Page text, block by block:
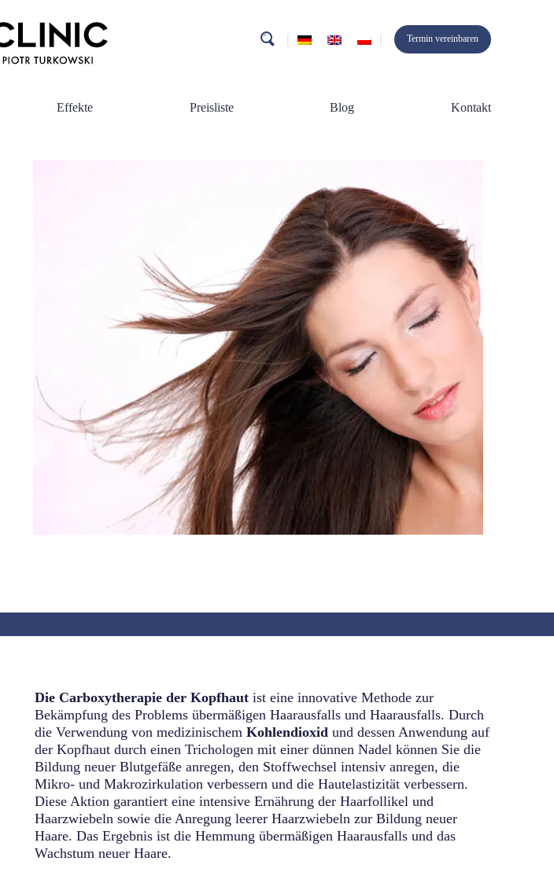
Termin vereinbaren
Effekte Preisliste Blog Kontakt
Die Carboxytherapie der Kopfhaut ist eine innovative Methode zur
Bekämpfung des Problems übermäßigen Haarausfalls und Haarausfalls. Durch
die Verwendung von medizinischemKohlendioxid und dessen Anwendung auf
der Kopfhaut durch einen Trichologen mit einer dünnen Nadel können Sie die
Bildung neuer Blutgefäße anregen, den Stoffwechsel intensiv anregen, die
Mikro- und Makrozirkulation verbessern und die Hautelastizität verbessern.
Diese Aktion garantiert eine intensive Ernährung der Haarfollikel und
Haarzwiebeln sowie die Anregung leerer Haarzwiebeln zur Bildung neuer
Haare. Das Ergebnis ist die Hemmung übermäßigen Haarausfalls und das
Wachstum neuer Haare.